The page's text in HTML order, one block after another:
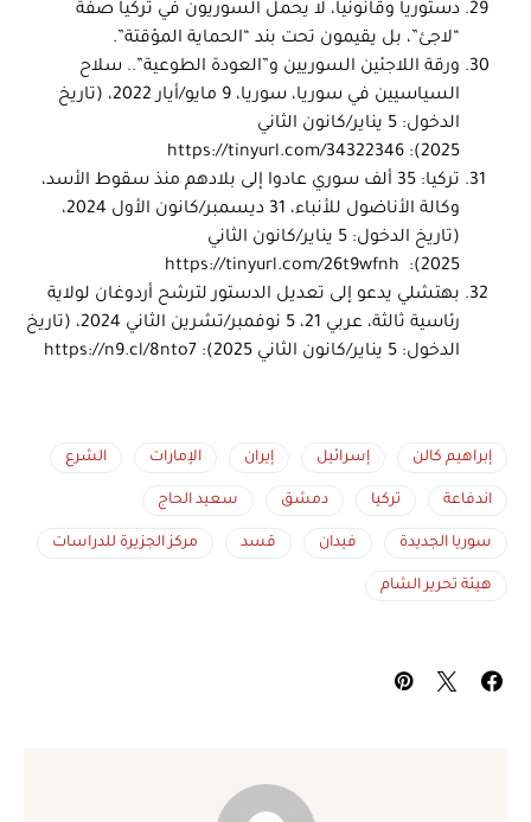
دستورياً وقانونياً، لا يحمل السوريون في تركيا صفة
“لاجئ”، بل يقيمون تحت بند “الحماية المؤقتة”.
ورقة اللاجئين السوريين و”العودة الطوعية”.. سلاح
السياسيين في سوريا، سوريا، 9 مايو/أيار 2022، (تاريخ
الدخول: 5 يناير/كانون الثاني
2025):
https://tinyurl.com/34322346
تركيا: 35 ألف سوري عادوا إلى بلادهم منذ سقوط الأسد،
وكالة الأناضول للأنباء، 31 ديسمبر/كانون الأول 2024،
(تاريخ الدخول: 5 يناير/كانون الثاني
2025):
https://tinyurl.com/26t9wfnh
بهتشلي يدعو إلى تعديل الدستور لترشح أردوغان لولاية
رئاسية ثالثة، عربي 21، 5 نوفمبر/تشرين الثاني 2024، (تاريخ
الدخول: 5 يناير/كانون الثاني 2025):
https://n9.cl/8nto7
إبراهيم كالن إسرائيل إيران الإمارات الشرع
اندفاعة تركيا دمشق سعيد الحاج
سوريا الجديدة فيدان قسد مركز الجزيرة للدراسات
هيئة تحرير الشام